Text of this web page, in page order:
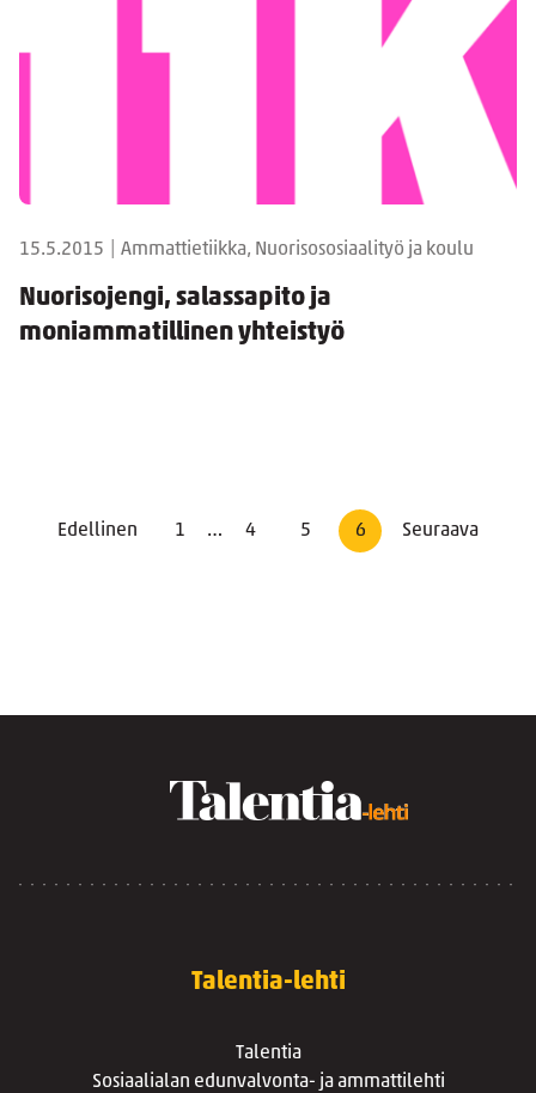
15.5.2015 Ammattietiikka, Nuorisososiaalityö ja koulu
Nuorisojengi, salassapito ja
moniammatillinen yhteistyö
Edellinen 1 … 4 5 6 Seuraava
Talentia-lehti
Talentia
Sosiaalialan edunvalvonta- ja ammattilehti